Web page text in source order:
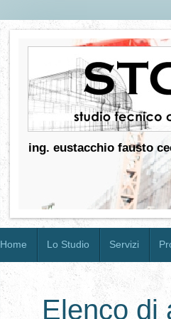
ing. eustacchio fausto
Home Lo Studio Servizi
Elenco di